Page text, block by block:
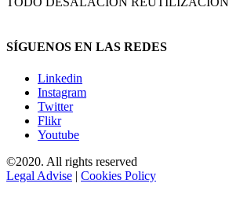
SÍGUENOS EN LAS REDES
Linkedin
Instagram
Twitter
Flikr
Youtube
©2020. All rights reserved
Legal Advise | Cookies Policy